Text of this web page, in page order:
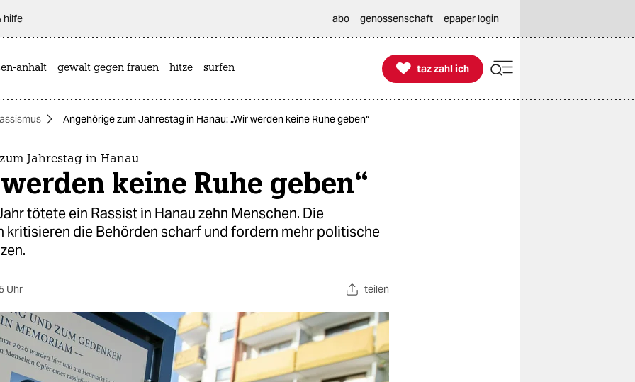
hilfe abo genossenschaft epaper login
anhalt gewalt gegen frauen hitze surfen 
taz zahl ich
taz zahl ich
Angehörige zum Jahrestag in Hanau: „Wir werden keine Ruhe geben“
Jahrestag in Hanau
keine Ruhe geben“
tötete ein Rassist in Hanau zehn Menschen. Die
kritisieren die Behörden scharf und fordern mehr politische
Uhr teilen